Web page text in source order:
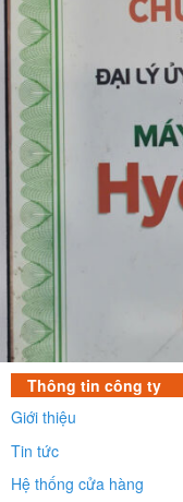
Thông tin công ty
Giới thiệu
Tin tức
Hệ thống cửa hàng